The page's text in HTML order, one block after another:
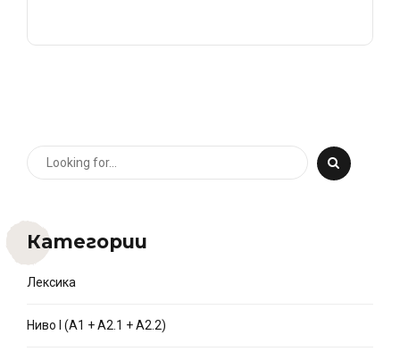
Категории
Лексика
Ниво I (A1 + A2.1 + A2.2)